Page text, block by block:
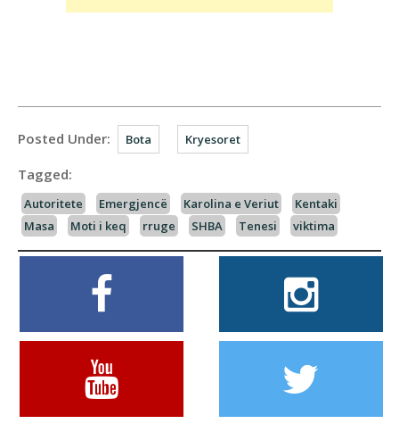
Posted Under: Bota Kryesoret
Tagged:
Autoritete Emergjencë Karolina e Veriut
Kentaki
Masa
Moti i keq rruge SHBA Tenesi viktima